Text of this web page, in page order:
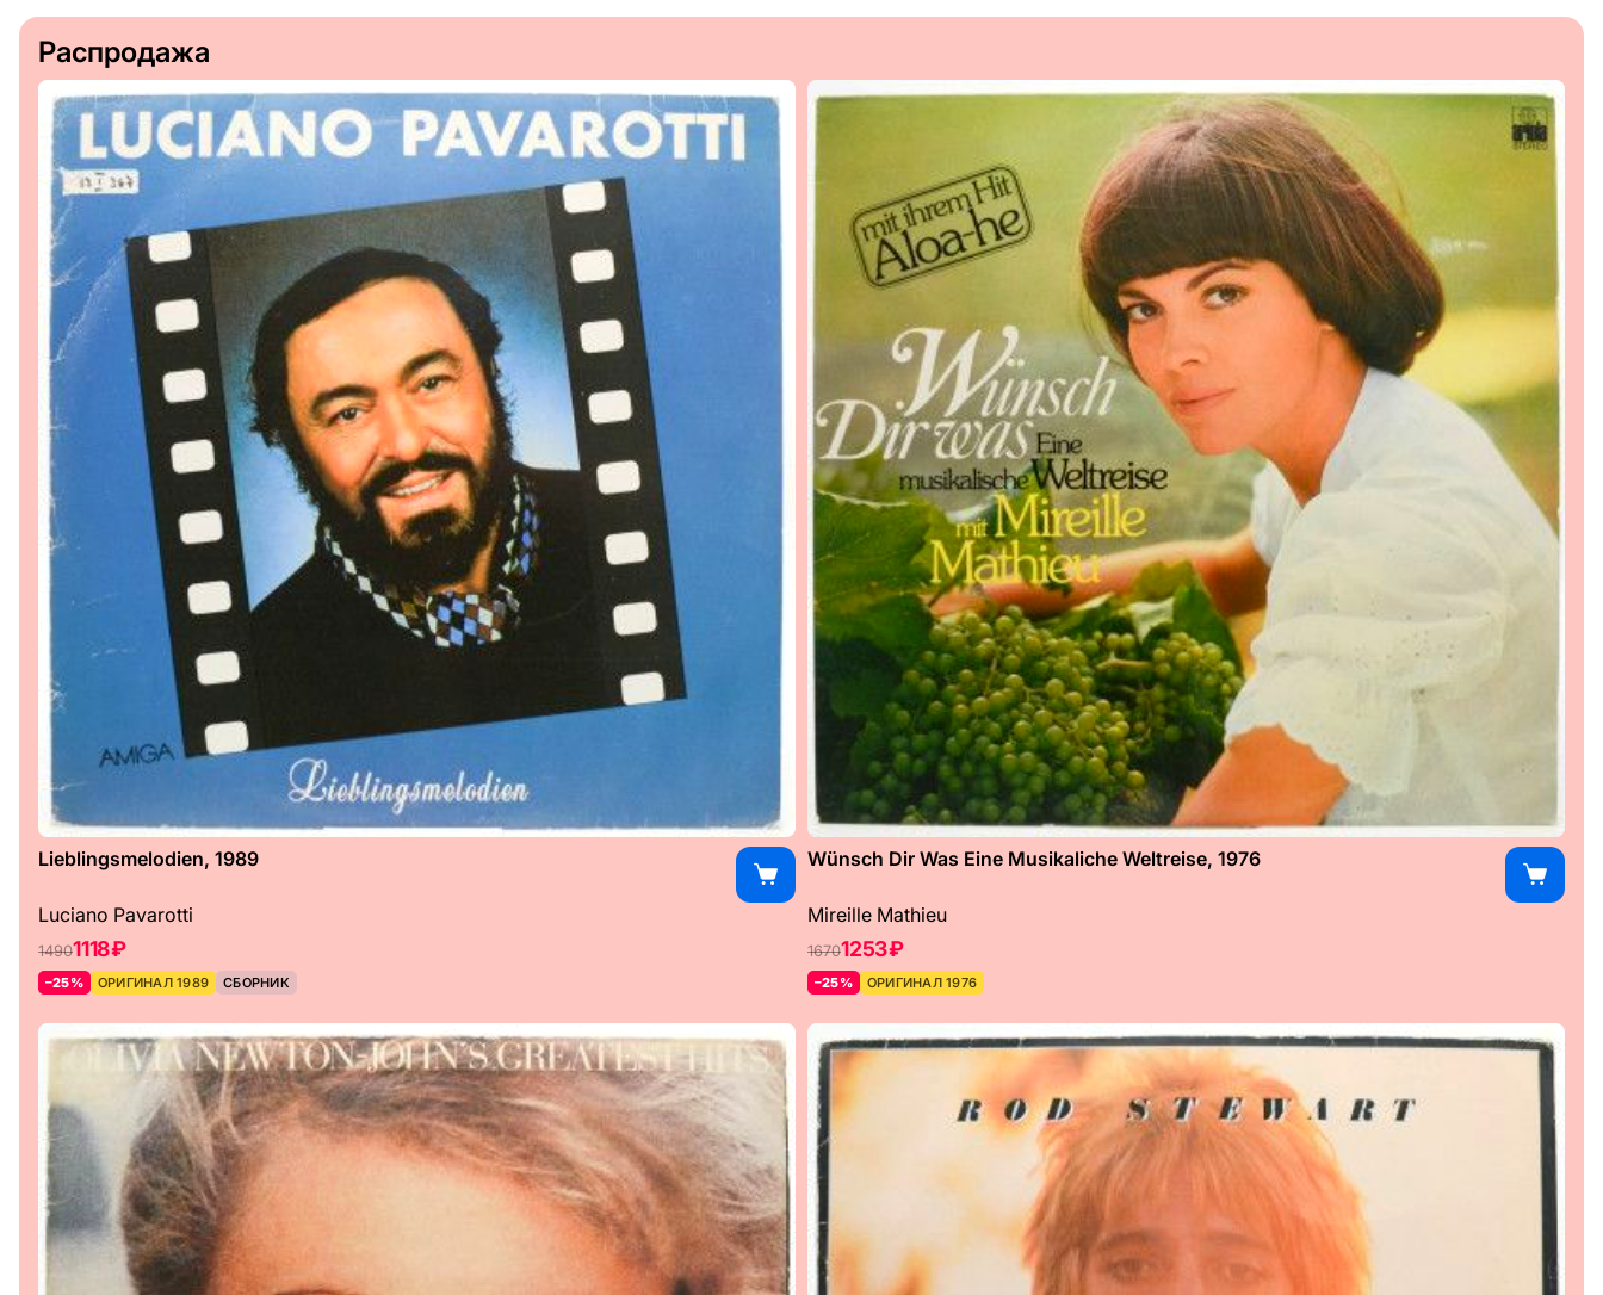
Распродажа
Lieblingsmelodien, 1989
Luciano Pavarotti
14901118 ₽
–25% ОРИГИНАЛ 1989 СБОРНИК
Wünsch Dir Was Eine Musikaliche Weltreise, 1976
Mireille Mathieu
16701253 ₽
–25% ОРИГИНАЛ 1976